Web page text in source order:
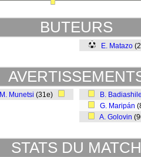
BUTEURS
E. Matazo
M. Munetsi (31e)
B.
G. Maripán
A. Golovin
STATS DU MATCH